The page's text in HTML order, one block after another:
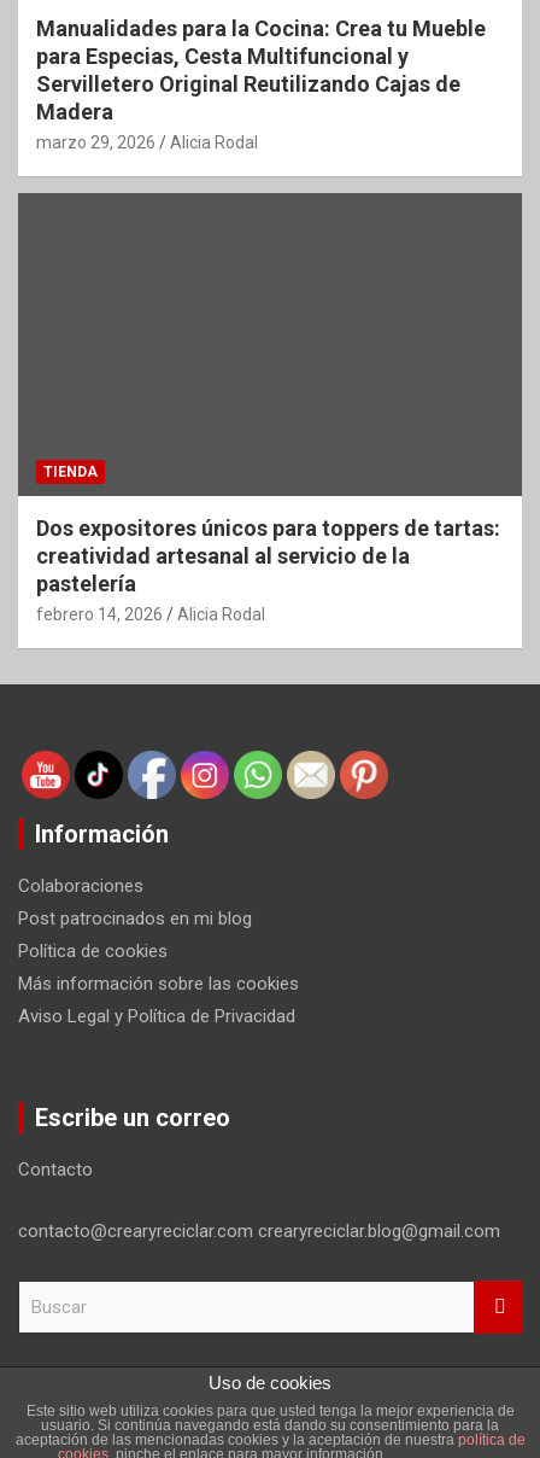
Manualidades para la Cocina: Crea tu Mueble
para Especias, Cesta Multifuncional y
Servilletero Original Reutilizando Cajas de
Madera
marzo 29, 2026 Alicia Rodal
TIENDA
Dos expositores únicos para toppers de tartas:
creatividad artesanal al servicio de la
pastelería
febrero 14, 2026 Alicia Rodal
Información
Colaboraciones
Post patrocinados en mi blog
Política de cookies
Más información sobre las cookies
Aviso Legal y Política de Privacidad
Escribe un correo
Contacto
contacto@crearyreciclar.com crearyreciclar.blog@gmail.com
c
Copyright ©2026
Aviso Legal y Política de Privacidad
Uso de cookies
Este sitio web utiliza cookies para que usted tenga la mejor experiencia de
usuario. Si continúa navegando está dando su consentimiento para la
aceptación de las mencionadas cookies y la aceptación de nuestra política de
cookies , pinche el enlace para mayor información.